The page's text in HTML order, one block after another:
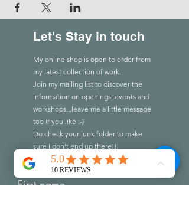
Let's Stay in touch
My online shop is open to order from
my latest collection of work.
Join my mailing list to discover the
information on openings, events and
workshops...leave me a little message
too if you like :-)
Do check your junk folder to make
sure I don't end up there!!!
First name